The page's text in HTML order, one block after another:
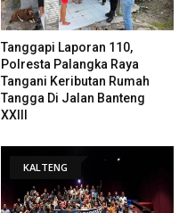
Tanggapi Laporan 110,
Polresta Palangka Raya
Tangani Keributan Rumah
Tangga Di Jalan Banteng
XXIII
KALTENG